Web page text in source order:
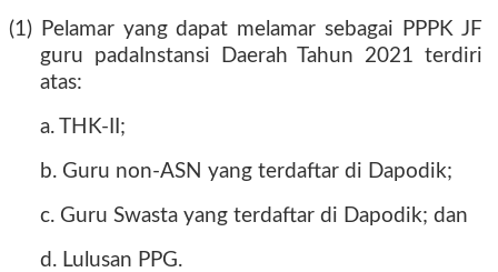
(1) Pelamar yang dapat melamar sebagai PPPK JF
guru padaInstansi Daerah Tahun 2021 terdiri
atas:
a. THK-II;
b. Guru non-ASN yang terdaftar di Dapodik;
c. Guru Swasta yang terdaftar di Dapodik; dan
d. Lulusan PPG.